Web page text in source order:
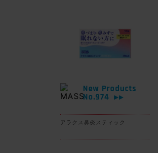
New Products
No.974
▶▶
アラクス鼻炎スティック